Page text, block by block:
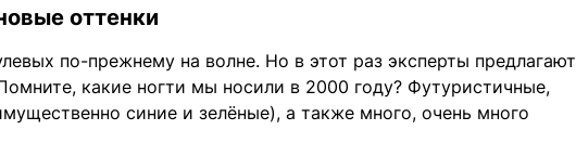
оттенки
по-прежнему на волне. Но в этот раз эксперты предлагают
какие ногти мы носили в 2000 году? Футуристичные,
синие и зелёные), а также много, очень много